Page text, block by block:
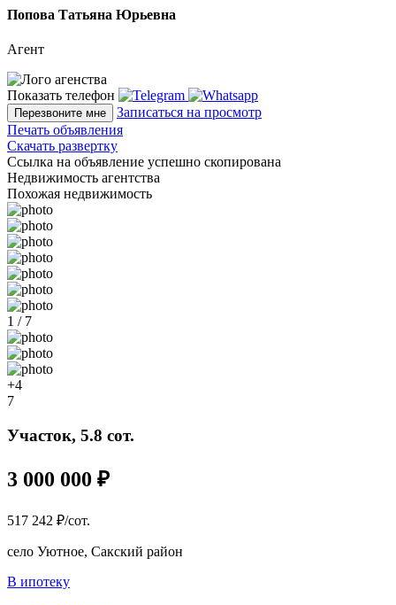
Попова Татьяна Юрьевна
Агент
Показать телефон
Перезвоните мне
Записаться на просмотр
Печать объявления
Скачать развертку
Ссылка на объявление успешно скопирована
Недвижимость агентства
Похожая недвижимость
1 / 7
+4
7
Участок, 5.8 сот.
3 000 000 ₽
517 242 ₽/сот.
село Уютное, Сакский район
В ипотеку